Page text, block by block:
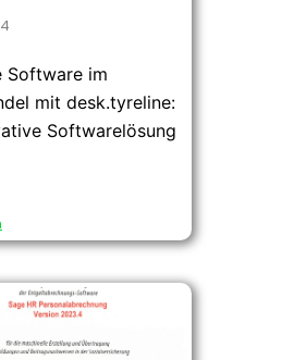
Software im
mit desk.tyreline:
Softwarelösung